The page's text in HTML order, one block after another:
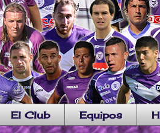
El Club Equipos